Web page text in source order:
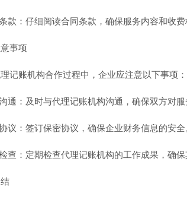
款：仔细阅读合同条款，确保服务内容和收费
事项
记账机构合作过程中，企业应注意以下事项：
通：及时与代理记账机构沟通，确保双方对服
议：签订保密协议，确保企业财务信息的安全
查：定期检查代理记账机构的工作成果，确保